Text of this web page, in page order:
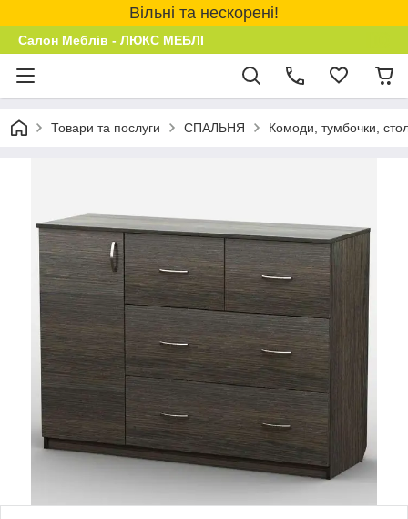
Вільні та нескорені!
Салон Меблів - ЛЮКС МЕБЛІ
Товари та послуги СПАЛЬНЯ Комоди, тумбочки,